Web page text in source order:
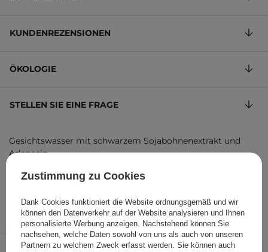
11,99 € /Stk.
KUNDENREZENSIONEN
ÖKOLOGIE
STELLEN SIE EINE FRAGE
Gesichtswasser mit schwarzem Sojabohnenextrakt und
Adenosin
4,00 €/100 ml, inkl. MwSt.
Zustimmung zu Cookies
Dank Cookies funktioniert die Website ordnungsgemäß und wir
können den Datenverkehr auf der Website analysieren und Ihnen
personalisierte Werbung anzeigen. Nachstehend können Sie
nachsehen, welche Daten sowohl von uns als auch von unseren
Partnern zu welchem Zweck erfasst werden. Sie können auch